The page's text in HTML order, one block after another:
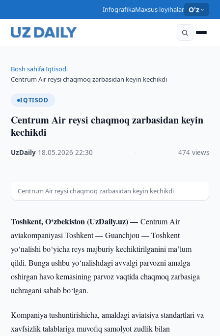
InfografikaMaxsus loyihalar O'z
Bosh sahifa›Iqtisod›
Centrum Air reysi chaqmoq zarbasidan keyin kechikdi
IQTISOD
Centrum Air reysi chaqmoq zarbasidan keyin
kechikdi
UzDaily 18.05.2026 ·22:30 474 views
Centrum Air reysi chaqmoq zarbasidan keyin kechikdi
Toshkent, O‘zbekiston (UzDaily.uz) —Centrum Air
aviakompaniyasi Toshkent — Guanchjou — Toshkent
yo‘nalishi bo‘yicha reys majburiy kechiktirilganini maʼlum
qildi. Bunga ushbu yo‘nalishdagi avvalgi parvozni amalga
oshirgan havo kemasining parvoz vaqtida chaqmoq zarbasiga
uchragani sabab bo‘lgan.
Kompaniya tushuntirishicha, amaldagi aviatsiya standartlari va
xavfsizlik talablariga muvofiq samolyot zudlik bilan